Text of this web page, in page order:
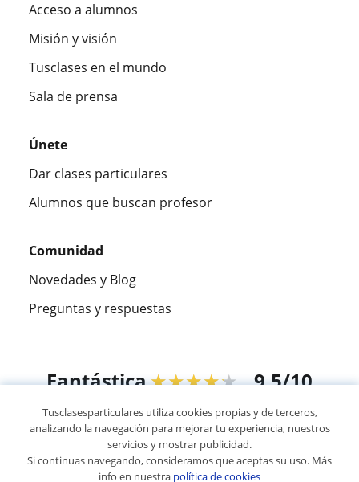
Acceso a alumnos
Misión y visión
Tusclases en el mundo
Sala de prensa
Únete
Dar clases particulares
Alumnos que buscan profesor
Comunidad
Novedades y Blog
Preguntas y respuestas
Fantástica★★★★★ 9,5/10
305883opiniones de alumnos
© 2007 - 2026 Tusclasesparticulares.com.ec
Tusclasesparticulares utiliza cookies propias y de terceros,
analizando la navegación para mejorar tu experiencia, nuestros
servicios y mostrar publicidad.
Si continuas navegando, consideramos que aceptas su uso. Más
info en nuestra política de cookies